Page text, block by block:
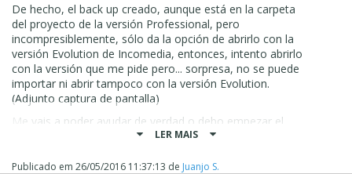
De hecho, el back up creado, aunque está en la carpeta
del proyecto de la versión Professional, pero
incompresiblemente, sólo da la opción de abrirlo con la
versión Evolution de Incomedia, entonces, intento abrirlo
con la versión que me pide pero... sorpresa, no se puede
importar ni abrir tampoco con la versión Evolution.
(Adjunto captura de pantalla)
Me vais a poder ayudar de verdad o debo empezar el
proyecto otra vez? Dímelo claramente si hay manera de
por favor, que por culpa de haber confiado en vuestro
LER MAIS
Publicado em 26/05/2016 11:37:13 de Juanjo S.